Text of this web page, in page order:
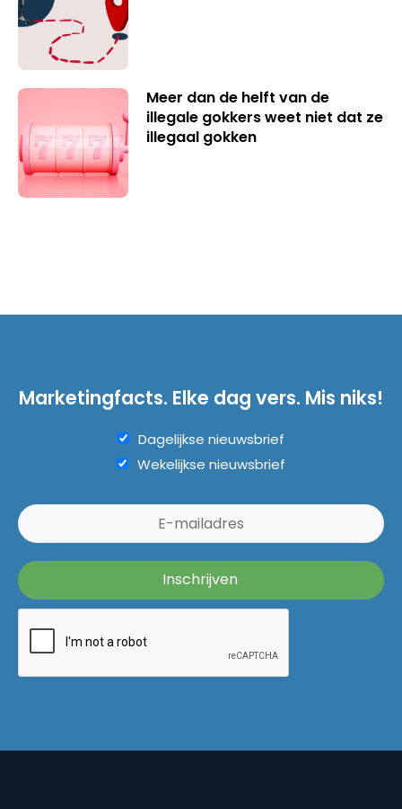
Meer dan de helft van de
illegale gokkers weet niet dat ze
illegaal gokken
Marketingfacts. Elke dag vers. Mis niks!
Dagelijkse nieuwsbrief
Wekelijkse nieuwsbrief